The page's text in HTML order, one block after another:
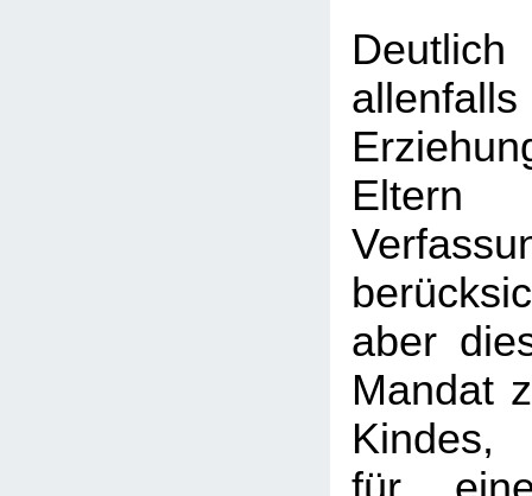
aber
Mandat
Kindes,